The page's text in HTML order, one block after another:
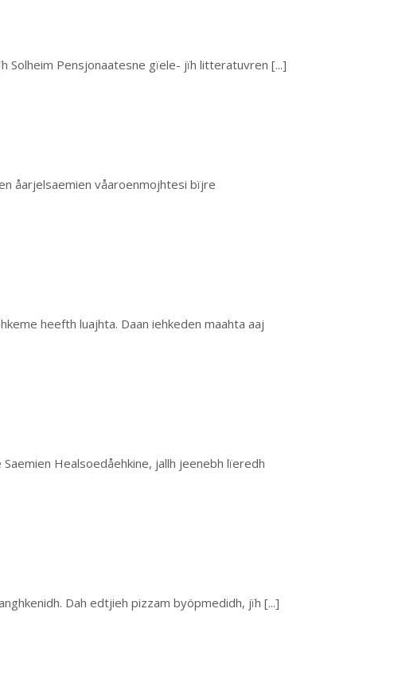
Solheim Pensjonaatesne gïele- jïh litteratuvren [...]
åarjelsaemien våaroenmojhtesi bïjre
heefth luajhta. Daan iehkeden maahta aaj
Healsoedåehkine, jallh jeenebh lïeredh
Dah edtjieh pizzam byöpmedidh, jïh [...]